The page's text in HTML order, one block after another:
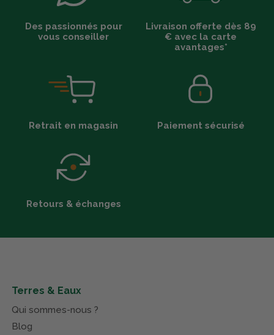
Des passionnés pour
vous conseiller
Livraison offerte dès 89
€ avec la carte
avantages*
Retrait en magasin Paiement sécurisé
Retours & échanges
Terres & Eaux
Qui sommes-nous ?
Blog